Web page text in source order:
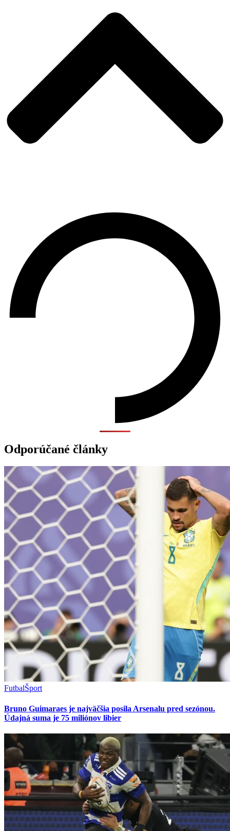
Odporúčané články
FutbalŠport
Bruno Guimaraes je najväčšia posila Arsenalu pred sezónou.
Údajná suma je 75 miliónov libier